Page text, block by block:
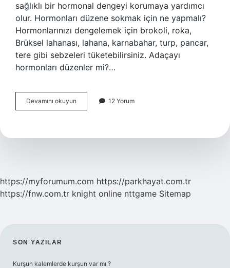
sağlıklı bir hormonal dengeyi korumaya yardımcı
olur. Hormonları düzene sokmak için ne yapmalı?
Hormonlarınızı dengelemek için brokoli, roka,
Brüksel lahanası, lahana, karnabahar, turp, pancar,
tere gibi sebzeleri tüketebilirsiniz. Adaçayı
hormonları düzenler mi?…
Devamını okuyun
Çay
12 Yorum
https://myforumum.com https://parkhayat.com.tr
https://fnw.com.tr knight online nttgame Sitemap
SIDEBAR
SON YAZILAR
Kurşun kalemlerde kurşun var mı ?